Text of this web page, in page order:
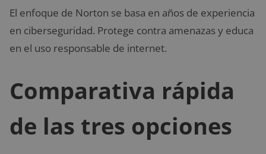
El enfoque de Norton se basa en años de experiencia
en ciberseguridad. Protege contra amenazas y educa
en el uso responsable de internet.
Comparativa rápida
de las tres opciones